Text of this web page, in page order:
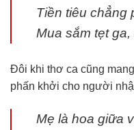
Tiền tiêu chẳng
Mua sắm tẹt
Đôi khi thơ ca cũng
phấn khởi cho người
Mẹ là hoa giữa